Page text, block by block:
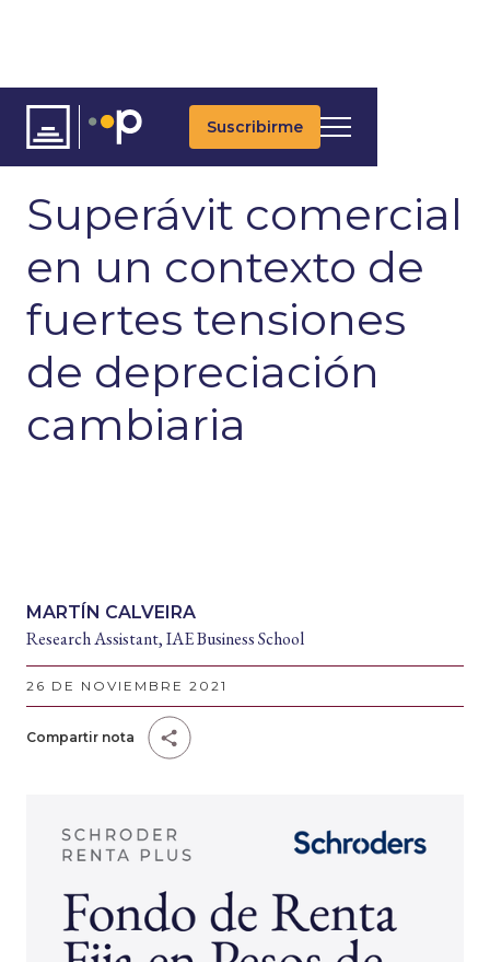
Suscribirme
ARTÍCULOS
Superávit comercial
en un contexto de
fuertes tensiones
de depreciación
cambiaria
MARTÍN CALVEIRA
Research Assistant, IAE Business School
26 DE NOVIEMBRE 2021
Compartir nota